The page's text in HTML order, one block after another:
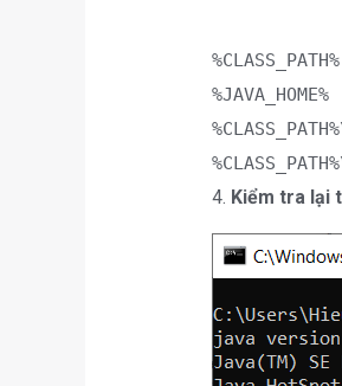
%CLASS_PATH%
%JAVA_HOME%
4. Kiểm tra lại